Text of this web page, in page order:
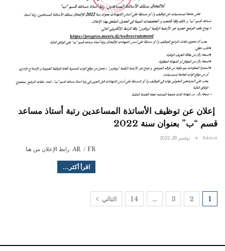
إعلان عن توظيف الأساتذة المساعدين رتبة أستاذ مساعد
قسم “ب” بعنوان سنة 2022
Admin نوفمبر 28, 2022
AR / FR رابط الإعلان من هنا
اقرأ أكثر...
1
2
3
…
14 التالي